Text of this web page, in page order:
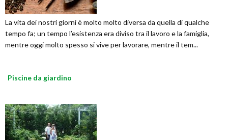
La vita dei nostri giorni è molto molto diversa da quella di qualche
tempo fa; un tempo l’esistenza era diviso tra il lavoro e la famiglia,
mentre oggi molto spesso si vive per lavorare, mentre il tem...
Piscine da giardino